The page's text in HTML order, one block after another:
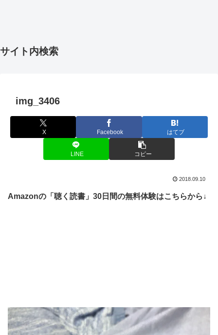
サイト内検索
img_3406
X Facebook はてブ
LINE コピー
2018.09.10
Amazonの「聴く読書」30日間の無料体験はこちらから↓